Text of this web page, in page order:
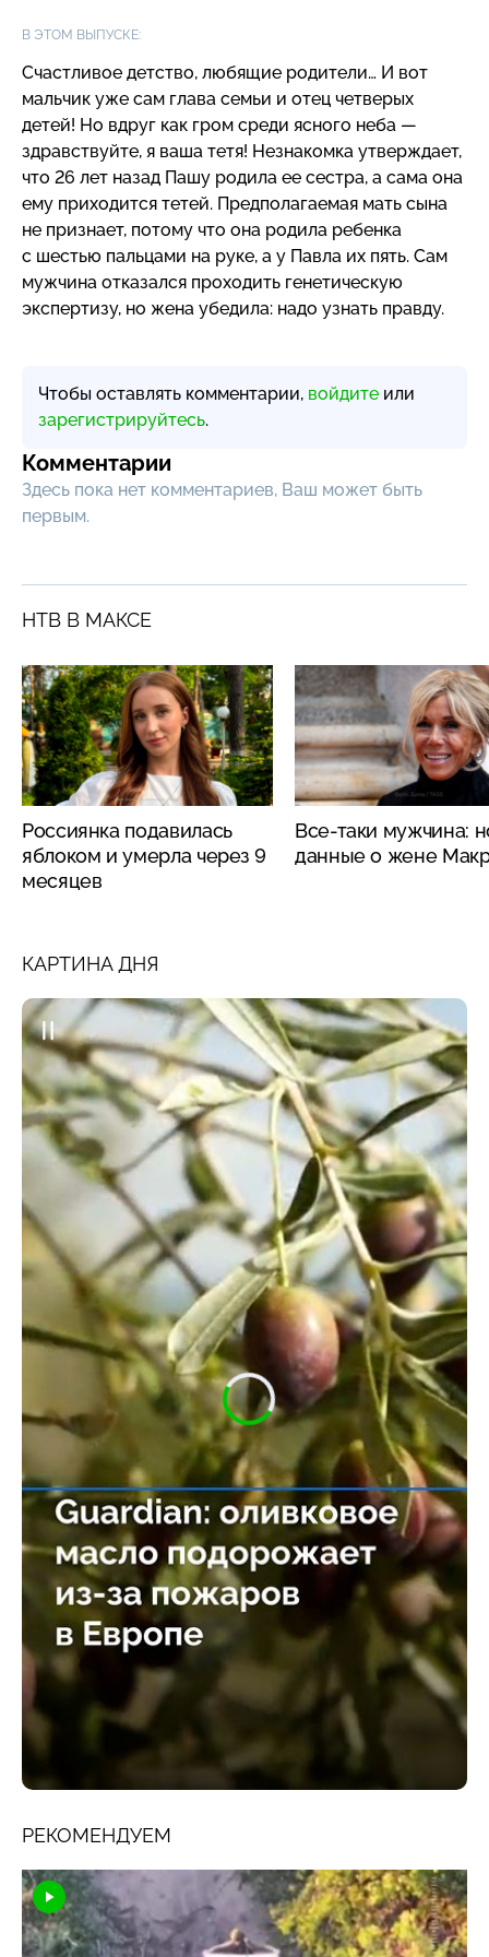
В ЭТОМ ВЫПУСКЕ:
Счастливое детство, любящие родители… И вот
мальчик уже сам глава семьи и отец четверых
детей! Но вдруг как гром среди ясного неба —
здравствуйте, я ваша тетя! Незнакомка утверждает,
что 26 лет назад Пашу родила ее сестра, а сама она
ему приходится тетей. Предполагаемая мать сына
не признает, потому что она родила ребенка
с шестью пальцами на руке, а у Павла их пять. Сам
мужчина отказался проходить генетическую
экспертизу, но жена убедила: надо узнать правду.
Чтобы оставлять комментарии, войдите или
зарегистрируйтесь.
Комментарии
Здесь пока нет комментариев, Ваш может быть
первым.
НТВ В МАКСЕ
Россиянка подавилась
яблоком и умерла через 9
месяцев
Все-таки мужчина:
данные о жене
КАРТИНА ДНЯ
РЕКОМЕНДУЕМ